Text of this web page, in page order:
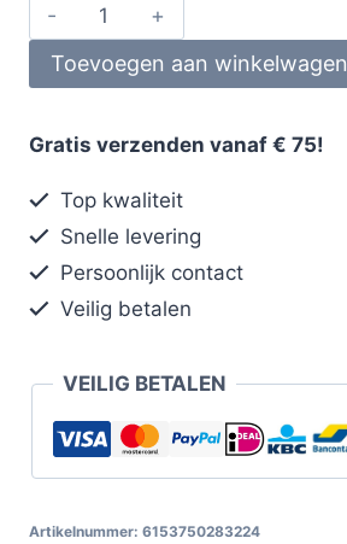
Toevoegen aan winkelwagen
Gratis verzenden vanaf € 75!
Top kwaliteit
Snelle levering
Persoonlijk contact
Veilig betalen
VEILIG BETALEN
Artikelnummer: 6153750283224